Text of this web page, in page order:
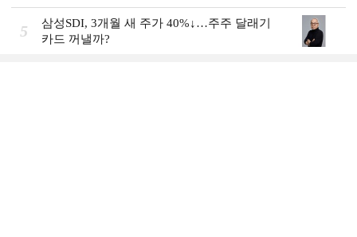
5
삼성SDI, 3개월 새 주가 40%↓…주주 달래기
카드 꺼낼까?